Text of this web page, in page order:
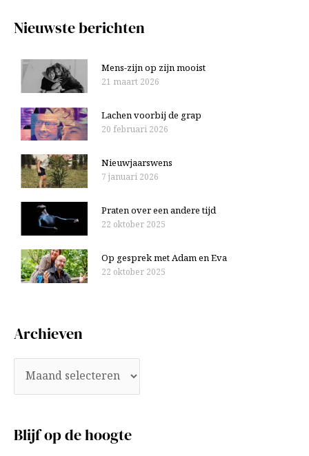
:Nieuwste berichten
Mens-zijn op zijn mooist
21 maart 2026
Lachen voorbij de grap
20 februari 2026
Nieuwjaarswens
7 januari 2026
Praten over een andere tijd
22 oktober 2025
Op gesprek met Adam en Eva
22 oktober 2025
Archieven
Blijf op de hoogte